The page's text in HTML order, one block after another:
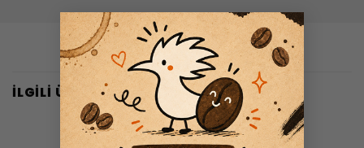
×
İLGILI ÜRÜNLER